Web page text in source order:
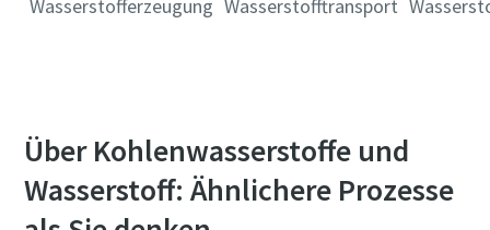
Wasserstofferzeugung Wasserstofftransport
Über Kohlenwasserstoffe und
Wasserstoff: Ähnlichere Prozesse
Land